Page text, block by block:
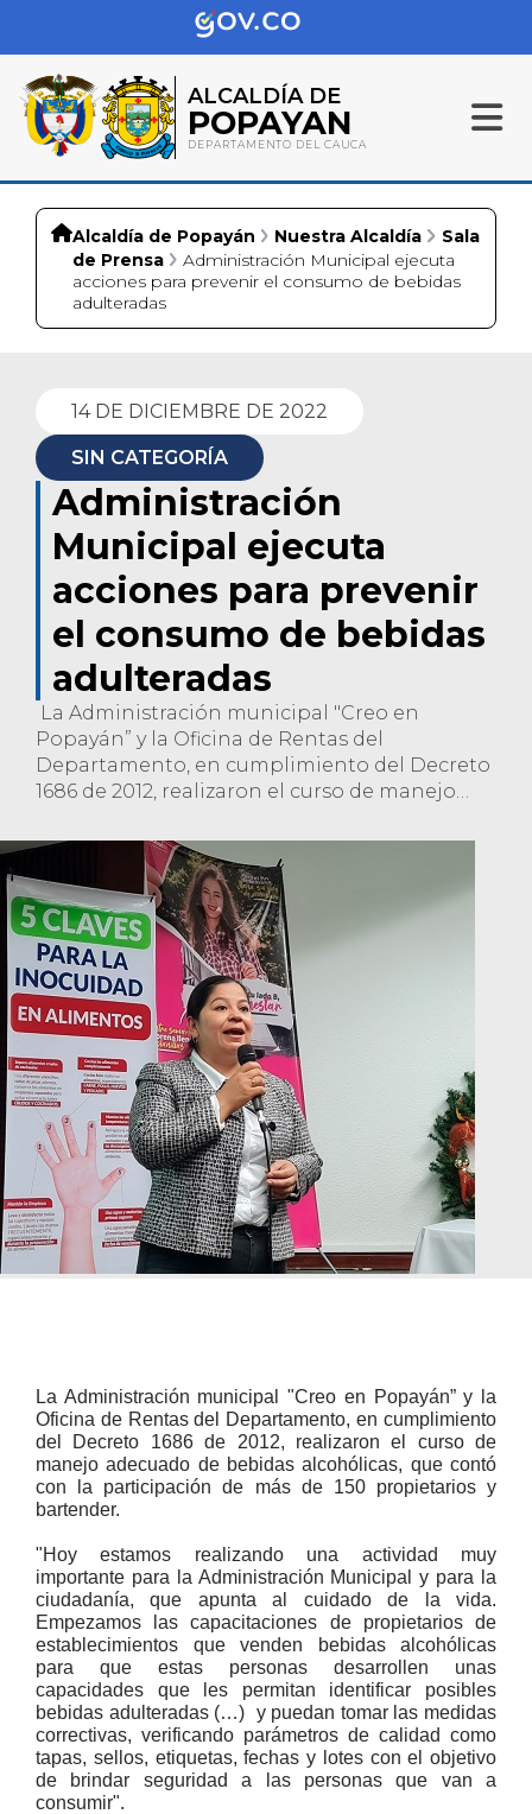
ALCALDÍA DE
POPAYAN
DEPARTAMENTO DEL CAUCA
Alcaldía de Popayán Nuestra Alcaldía
Sala
de Prensa
Administración Municipal ejecuta
acciones para prevenir el consumo de bebidas
adulteradas
14 DE DICIEMBRE DE 2022
SIN CATEGORÍA
Administración
Municipal ejecuta
acciones para prevenir
el consumo de bebidas
adulteradas
La Administración municipal "Creo en
Popayán” y la Oficina de Rentas del
Departamento, en cumplimiento del Decreto
1686 de 2012, realizaron el curso de manejo
con la participación de más de 150
propietarios y bartender.
La Administración municipal "Creo en Popayán” y la
Oficina de Rentas del Departamento, en cumplimiento
del Decreto 1686 de 2012, realizaron el curso de
manejo adecuado de bebidas alcohólicas, que contó
con la participación de más de 150 propietarios y
bartender.
"Hoy estamos realizando una actividad muy
importante para la Administración Municipal y para la
ciudadanía, que apunta al cuidado de la vida.
Empezamos las capacitaciones de propietarios de
establecimientos que venden bebidas alcohólicas
para que estas personas desarrollen unas
capacidades que les permitan identificar posibles
bebidas adulteradas (…) y puedan tomar las medidas
correctivas, verificando parámetros de calidad como
tapas, sellos, etiquetas, fechas y lotes con el objetivo
de brindar seguridad a las personas que van a
consumir".